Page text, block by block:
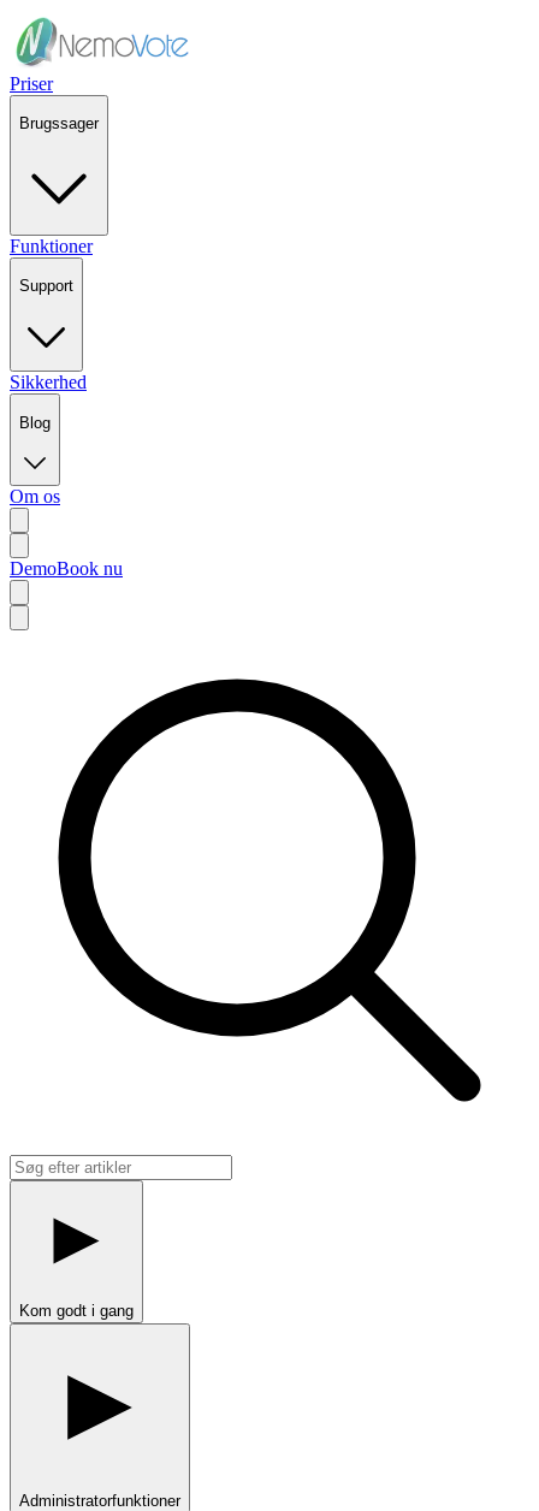
Priser
Brugssager
Funktioner
Support
Sikkerhed
Blog
Om os
DemoBook nu
Kom godt i gang
Administratorfunktioner